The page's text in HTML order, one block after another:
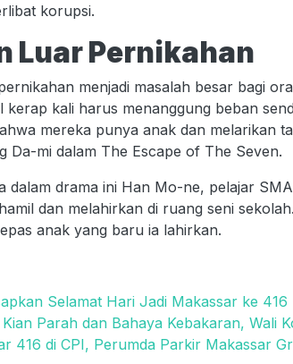
korupsi.
Luar Pernikahan
menjadi masalah besar bagi
kali harus menanggung beban
mereka punya anak dan melarikan
Da-mi dalam The Escape of The Seven.
dalam drama ini Han Mo-ne, pelajar
dan melahirkan di ruang seni
anak yang baru ia lahirkan.
Selamat Hari Jadi Makassar ke 416
Parah dan Bahaya Kebakaran, Wali
416 di CPI, Perumda Parkir Makassar